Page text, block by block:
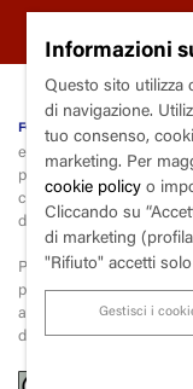
fondazione Trianon
ente soggetto al controllo
piazza
V incenzo
codice fiscale
destinatario X2PH38J
Per la liquidazione e il
payment(scissione dei
ai sensi dell’art. 17-ter
disciplina dell'imposta
Informazioni
Questo sito utilizza
di navigazione.
tuo consenso,
marketing. Per
cookie policy o
Cliccando su
di marketing
"Rifiuto" accetti
Gestisci i